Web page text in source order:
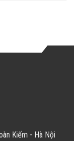
Kiếm - Hà Nội